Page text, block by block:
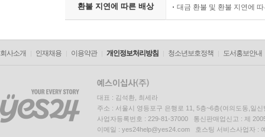
환불 지연에 따른 배상 대금 환불 및 환불 지연에
회사소개 인재채용 이용약관 개인정보처리방침 청소년보호정책 도서홍보안내
대표 : 김석환, 최세라
주소 : 서울시 영등포구 은행로 11, 5층~6층(여의도동,일신
사업자등록번호 : 229-81-37000 통신판매업신고 : 제
이메일 : yes24help@yes24.com 호스팅 서비스사업자 :